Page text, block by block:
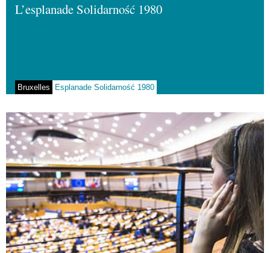
L’esplanade Solidarność 1980
Bruxelles Esplanade Solidarność 1980